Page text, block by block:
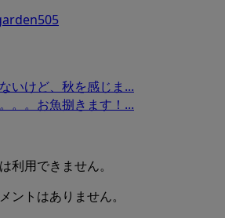
いけど、秋を感じま...
。。お魚捌きます！...
利用できません。
ントはありません。